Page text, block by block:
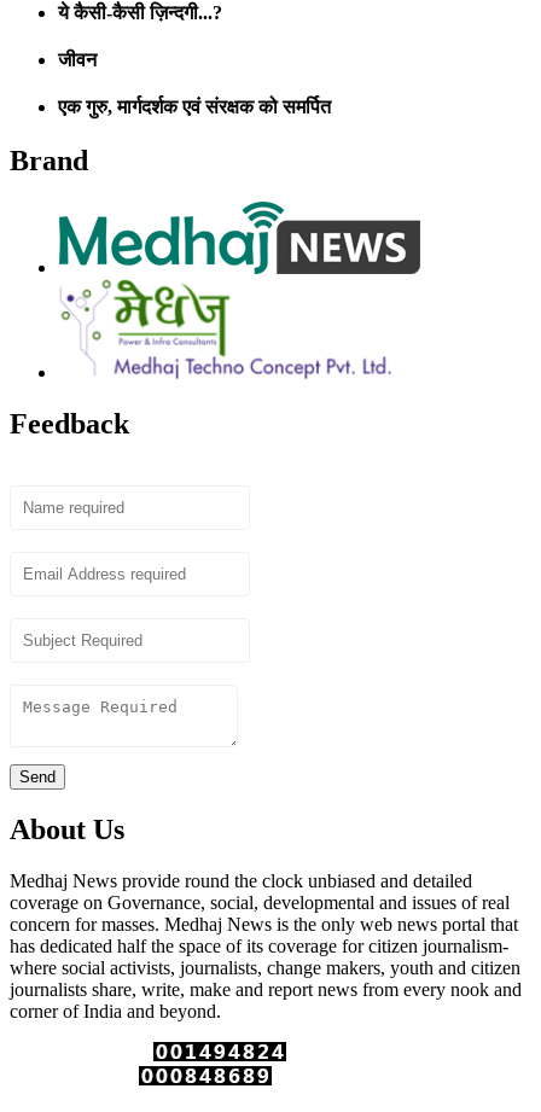
ये कैसी-कैसी ज़िन्दगी...?
जीवन
एक गुरु, मार्गदर्शक एवं संरक्षक को समर्पित
Brand
Feedback
Send
About Us
Medhaj News provide round the clock unbiased and detailed
coverage on Governance, social, developmental and issues of real
concern for masses. Medhaj News is the only web news portal that
has dedicated half the space of its coverage for citizen journalism-
where social activists, journalists, change makers, youth and citizen
journalists share, write, make and report news from every nook and
corner of India and beyond.